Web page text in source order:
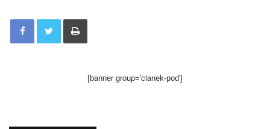
Tisknout
[banner group='clanek-pod']